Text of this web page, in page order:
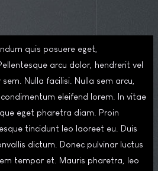
quis posuere eget,
arcu dolor, hendrerit vel
Nulla facilisi. Nulla sem arcu,
eleifend lorem. In vitae
eget pharetra diam. Proin
tincidunt leo laoreet eu. Duis
dictum. Donec pulvinar luctus
tempor et. Mauris pharetra, leo